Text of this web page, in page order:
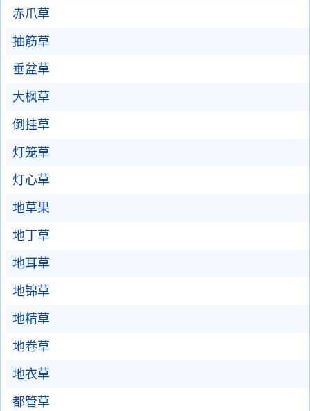
赤爪草
抽筋草
垂盆草
大枫草
倒挂草
灯笼草
灯心草
地草果
地丁草
地耳草
地锦草
地精草
地卷草
地衣草
都管草